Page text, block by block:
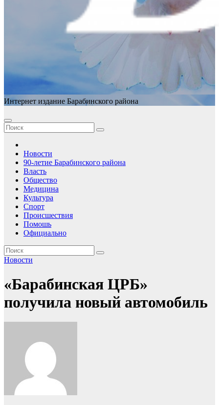
Интернет издание Барабинского района
Новости
90-летие Барабинского района
Власть
Общество
Медицина
Культура
Спорт
Происшествия
Помошь
Официально
Новости
«Барабинская ЦРБ»
получила новый автомобиль